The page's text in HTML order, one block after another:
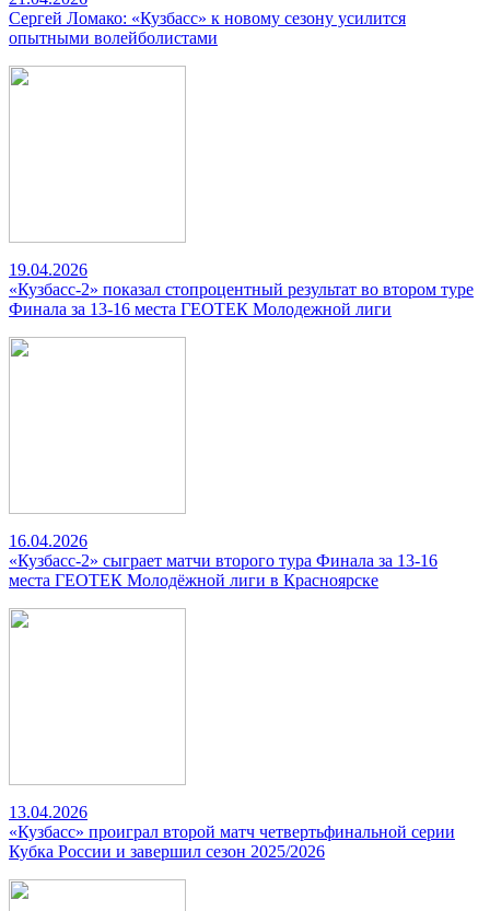
Сергей Ломако: «Кузбасс» к новому сезону усилится
опытными волейболистами
19.04.2026
«Кузбасс-2» показал стопроцентный результат во втором туре
Финала за 13-16 места ГЕОТЕК Молодежной лиги
16.04.2026
«Кузбасс-2» сыграет матчи второго тура Финала за 13-16
места ГЕОТЕК Молодёжной лиги в Красноярске
13.04.2026
«Кузбасс» проиграл второй матч четвертьфинальной серии
Кубка России и завершил сезон 2025/2026